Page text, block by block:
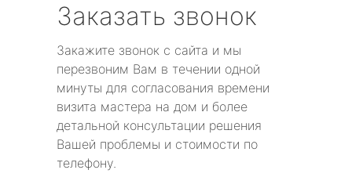
Заказать звонок
Закажите звонок с сайта и мы
перезвоним Вам в течении одной
минуты для согласования времени
визита мастера на дом и более
детальной консультации решения
Вашей проблемы и стоимости по
телефону.